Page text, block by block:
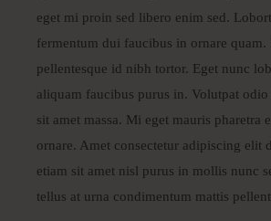
eget mi proin sed libero enim sed.
fermentum dui faucibus in ornare quam.
pellentesque id nibh tortor. Eget nunc
aliquam faucibus purus in. Volutpat
sit amet massa. Mi eget mauris pharetra
ornare. Amet consectetur adipiscing elit
etiam sit amet nisl purus in mollis nunc
tellus at urna condimentum mattis